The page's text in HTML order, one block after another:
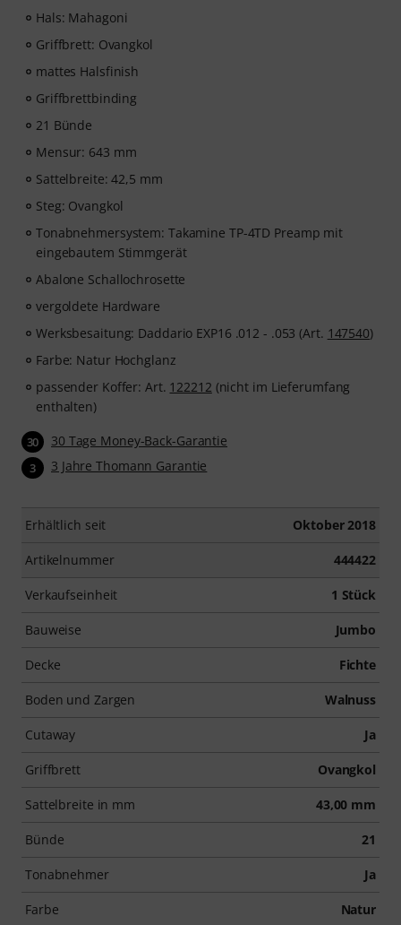
Instrumentalunterricht”! Mit über 400 Gitarren
Videolektionen für Anfänger und Fortgeschrittene – von
Pop, Rock und Blues bis Metal und mehr. Mit
persönlichem Support per Chat, Noten zum
Übungsfunktion, Zeitlupe und weitere Features.
Hals: Mahagoni
Griffbrett: Ovangkol
mattes Halsfinish
Griffbrettbinding
21 Bünde
Mensur: 643 mm
Sattelbreite: 42,5 mm
Steg: Ovangkol
Tonabnehmersystem: Takamine TP-4TD Preamp mit
eingebautem Stimmgerät
Abalone Schallochrosette
vergoldete Hardware
Werksbesaitung: Daddario EXP16 .012 - .053 (Art. 147540)
Farbe: Natur Hochglanz
passender Koffer: Art. 122212 (nicht im Lieferumfang
enthalten)
30 30 Tage Money-Back-Garantie
3 3 Jahre Thomann Garantie
Erhältlich seit Oktober 2018
Artikelnummer 444422
Verkaufseinheit 1 Stück
Bauweise Jumbo
Decke Fichte
Boden und Zargen Walnuss
Cutaway Ja
Griffbrett Ovangkol
Sattelbreite in mm 43,00 mm
Bünde 21
Tonabnehmer Ja
Farbe Natur